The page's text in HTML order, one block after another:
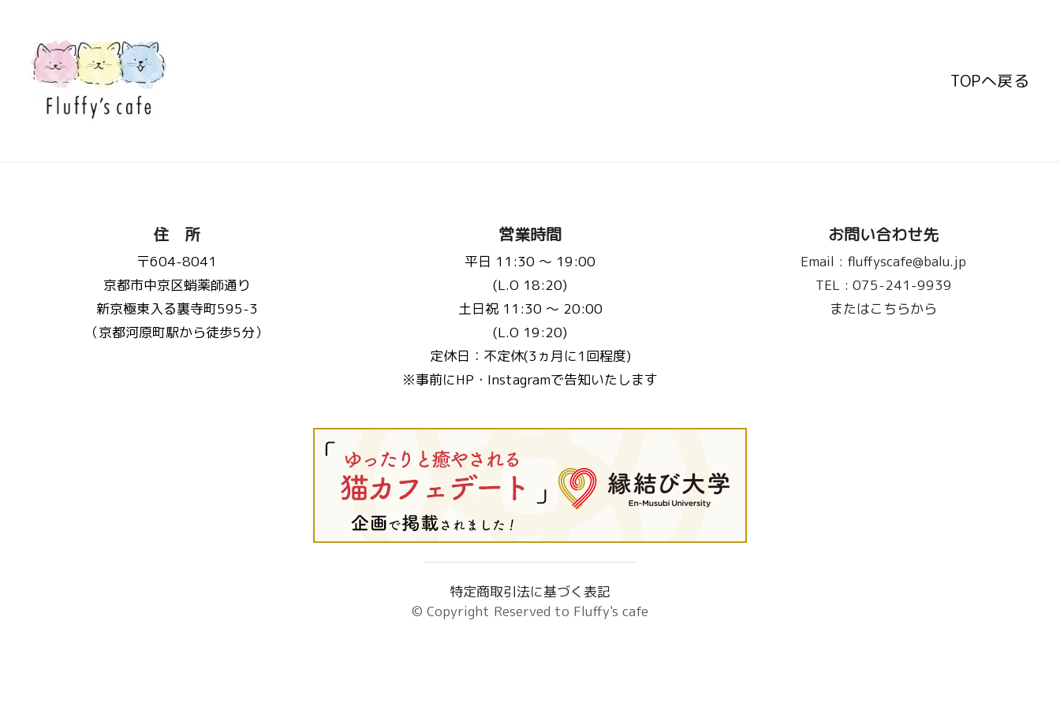
TOPへ戻る
TOPへ戻る
住 所
〒604-8041
京都市中京区蛸薬師通り
新京極東入る裏寺町595-3
（京都河原町駅から徒歩5分）
営業時間
平日 11:30 〜 19:00
(L.O 18:20)
土日祝 11:30 〜 20:00
(L.O 19:20)
定休日：不定休(3ヵ月に1回程度)
※事前にHP・Instagramで告知いたします
お問い合わせ先
Email : fluffyscafe@balu.jp
TEL : 075-241-9939
またはこちらから
特定商取引法に基づく表記
© Copyright Reserved to Fluffy's cafe